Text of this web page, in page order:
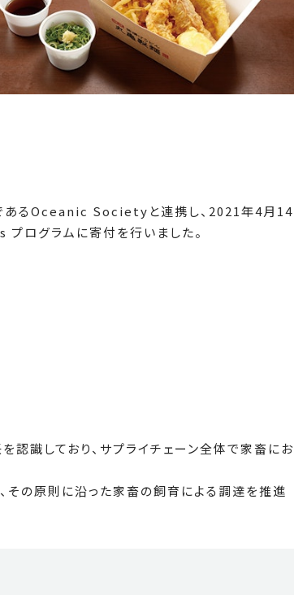
あるOceanic Societyと連携し、2021年4月14
ログラムに寄付を行いました。
認識しており、サプライチェーン全体で家畜にお
その原則に沿った家畜の飼育による調達を推進